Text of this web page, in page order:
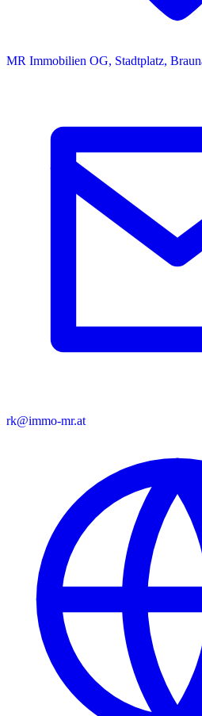
MR Immobilien OG, Stadtplatz,
rk@immo-mr.at